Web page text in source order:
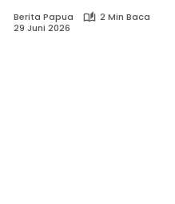
Berita Papua
2 Min Baca
29 Juni 2026